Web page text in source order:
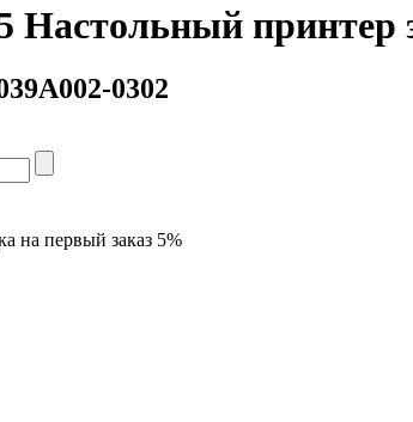
Настольный принтер
0302
на первый заказ 5%